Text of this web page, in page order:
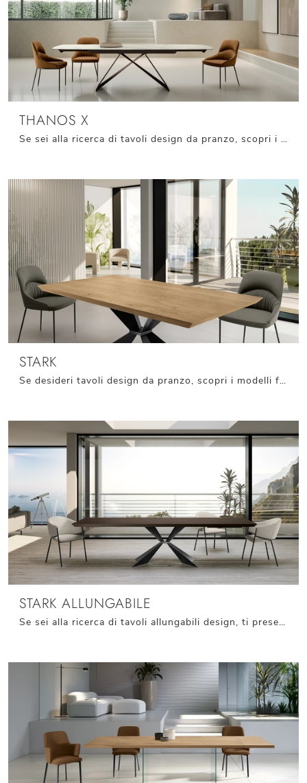
THANOS X
Se sei alla ricerca di tavoli design da pranzo, scopri i modelli allungabili di Stones: clicca e scopri il modello Thanos X in ceramica.
STARK
Se desideri tavoli design da pranzo, scopri i modelli fissi di Stones: clicca e scopri il modello Stark in legno.
STARK ALLUNGABILE
Se sei alla ricerca di tavoli allungabili design, ti presentiamo il modello da pranzo in legno Stark Allungabile del brand Stones.